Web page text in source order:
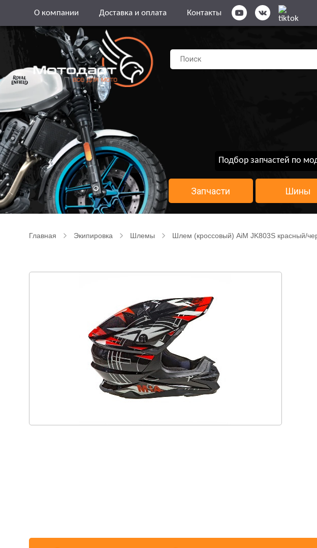
О компании Доставка и оплата Контакты
Подбор запчастей по
Запчасти Шины
Главная Экипировка Шлемы Шлем (кроссовый) AiM JK803S красный/